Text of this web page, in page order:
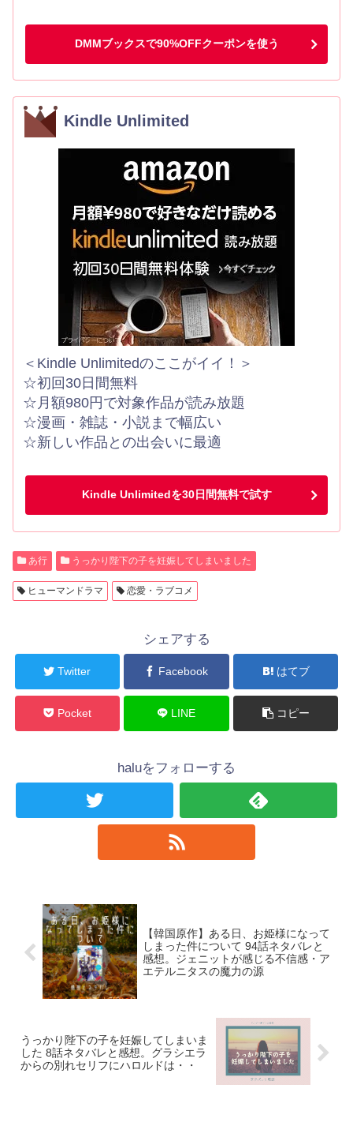
DMMブックスで90%OFFクーポンを使う
Kindle Unlimited
＜Kindle Unlimitedのここがイイ！＞
☆初回30日間無料
☆月額980円で対象作品が読み放題
☆漫画・雑誌・小説まで幅広い
☆新しい作品との出会いに最適
Kindle Unlimitedを30日間無料で試す
あ行 うっかり陛下の子を妊娠してしまいました
ヒューマンドラマ 恋愛・ラブコメ
シェアする
Twitter Facebook はてブ
Pocket LINE コピー
haluをフォローする
【韓国原作】ある日、お姫様になって
しまった件について 94話ネタバレと
感想。ジェニットが感じる不信感・ア
エテルニタスの魔力の源
うっかり陛下の子を妊娠してしまいま
した 8話ネタバレと感想。グラシエラ
からの別れセリフにハロルドは・・